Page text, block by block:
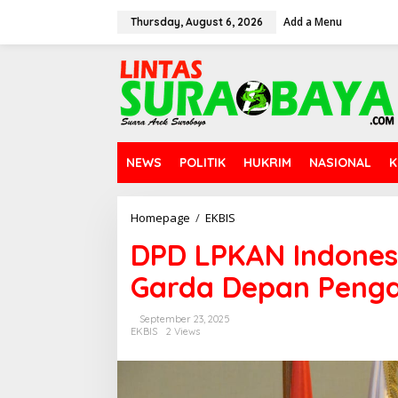
Thursday, August 6, 2026 Add a Menu
NEWS POLITIK HUKRIM NASIONAL
Homepage / EKBIS
D
L
P
K
n
DPD LPKAN
Garda Depan
September 23, 2025
EKBIS
2 Views